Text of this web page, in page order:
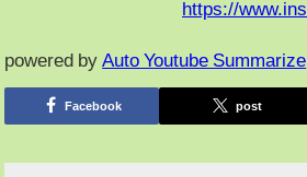
https://
powered by Auto Youtube Summarize
Facebook post